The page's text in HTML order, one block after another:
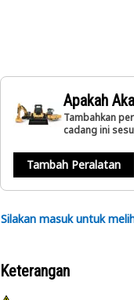
Apakah
Tambahkan
cadang ini
Tambah Peralatan
Silakan masuk untuk
Keterangan